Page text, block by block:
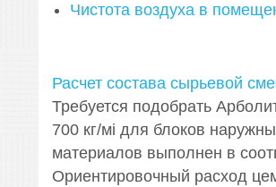
Чистота воздуха в
Расчет состава сырьевой
Требуется подобрать
700 кг/мі для блоков
материалов выполнен в
Ориентировочный расход